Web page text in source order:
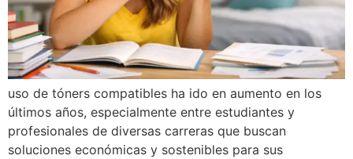
uso de tóners compatibles ha ido en aumento en los
últimos años, especialmente entre estudiantes y
profesionales de diversas carreras que buscan
soluciones económicas y sostenibles para sus